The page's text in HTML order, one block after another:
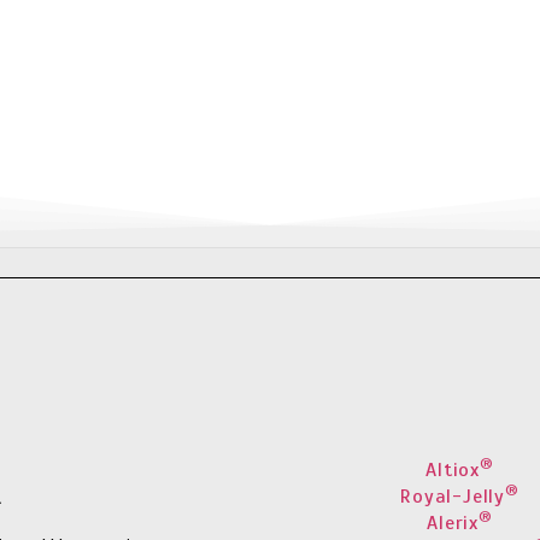
Altiox®
Royal-Jelly®
Alerix®